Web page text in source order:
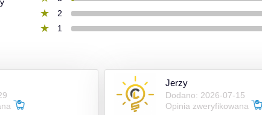
2
1
Jerzy
Dodano: 2026-07-15
Opinia zweryfikowana